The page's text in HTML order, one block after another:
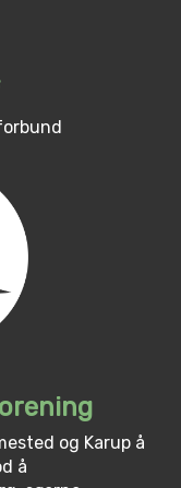
og Karup å
å